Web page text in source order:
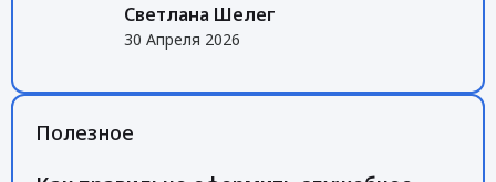
Светлана Шелег
30 Апреля 2026
Полезное